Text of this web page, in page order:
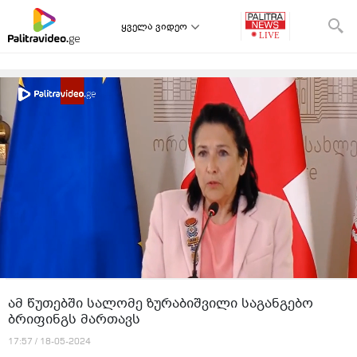
ყველა ვიდეო
ამ წუთებში სალომე ზურაბიშვილი საგანგებო
ბრიფინგს მართავს
17:57 / 18-05-2024